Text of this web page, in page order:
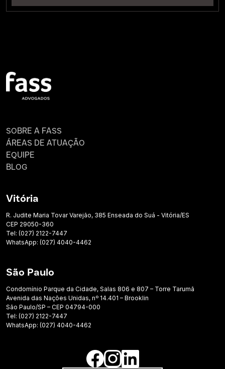
SOBRE A FASS
ÁREAS DE ATUAÇÃO
EQUIPE
BLOG
Vitória
R. Judite Maria Tovar Varejão, 385 Enseada do Suá - Vitória/ES
CEP 29050-360
Tel: (027) 2122-7447
WhatsApp: (027) 4040-4462
São Paulo
Condomínio Parque da Cidade, Salas 806 e 807 – Torre Tarumã
Avenida das Nações Unidas, nº 14.401 – Brooklin
São Paulo/SP – CEP 04794-000
Tel: (027) 2122-7447
WhatsApp: (027) 4040-4462